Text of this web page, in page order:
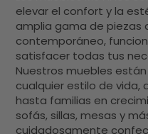
elevar el confort y la
amplia gama de piezas
contemporáneo,
satisfacer todas tus
Nuestros muebles
cualquier estilo de vida,
hasta familias en
sofás, sillas, mesas y
cuidadosamente